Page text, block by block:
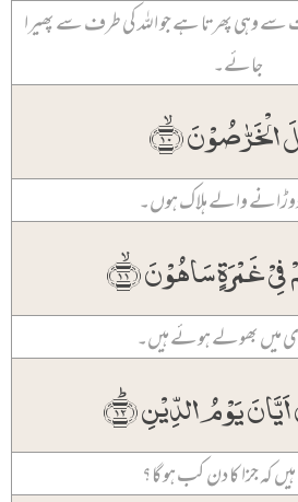
وہی پھرتا ہے جو اللہ کی طرف سے پھیرا
جائے۔
﴿ۙ۱۰﴾
والے ہلاک ہوں۔
غَمۡرَۃٍ سَاہُوۡنَ ﴿ۙ۱۱﴾
میں بھولے ہوئے ہیں۔
یَوۡمُ الدِّیۡنِ ﴿ؕ۱۲﴾
کہ جزا کا دن کب ہو گا؟